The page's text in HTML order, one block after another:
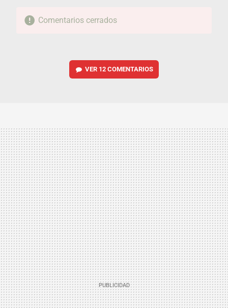
Comentarios cerrados
VER 12 COMENTARIOS